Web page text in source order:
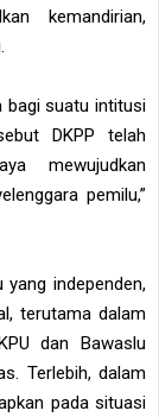
kemandirian,
bagi suatu intitusi
DKPP telah
mewujudkan
pemilu,”
yang independen,
terutama dalam
dan Bawaslu
Terlebih, dalam
pada situasi